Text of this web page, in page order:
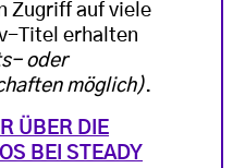
Zugriff auf viele
Titel erhalten
oder
möglich).
ÜBER DIE
BEI STEADY